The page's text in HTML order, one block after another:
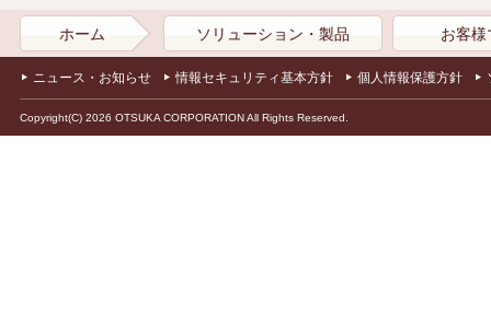
ホーム ソリューション・製品 お客様
ニュース・お知らせ 情報セキュリティ基本方針 個人情報保護方針
Copyright(C) 2026 OTSUKA CORPORATION All Rights Reserved.